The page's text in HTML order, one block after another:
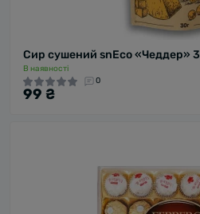
Сир сушений snEco «Чеддер»
В наявності
0
99 ₴